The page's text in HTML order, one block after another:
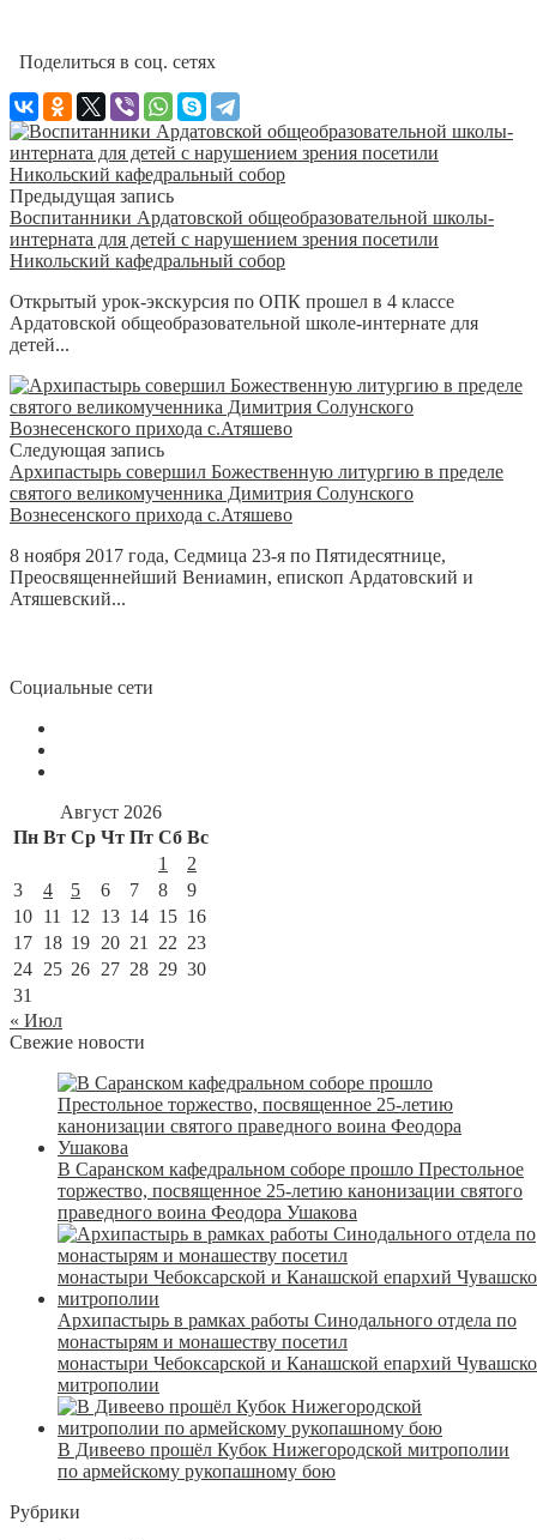
Поделиться в соц. сетях
Предыдущая запись
Воспитанники Ардатовской общеобразовательной школы-
интерната для детей с нарушением зрения посетили
Никольский кафедральный собор
Открытый урок-экскурсия по ОПК прошел в 4 классе
Ардатовской общеобразовательной школе-интернате для
детей...
Следующая запись
Архипастырь совершил Божественную литургию в пределе
святого великомученника Димитрия Солунского
Вознесенского прихода с.Атяшево
8 ноября 2017 года, Седмица 23-я по Пятидесятнице,
Преосвященнейший Вениамин, епископ Ардатовский и
Атяшевский...
Социальные сети
Август 2026
Пн Вт Ср Чт Пт Сб Вс
1
2
3
4 5 6 7 8
9
10 11 12 13 14 15 16
17 18 19 20 21 22 23
24 25 26 27 28 29 30
31
« Июл
Свежие новости
В Саранском кафедральном соборе прошло Престольное
торжество, посвященное 25-летию канонизации святого
праведного воина Феодора Ушакова
Архипастырь в рамках работы Синодального отдела по
монастырям и монашеству посетил
монастыри Чебоксарской и Канашской епархий
митрополии
В Дивеево прошёл Кубок Нижегородской митрополии
по армейскому рукопашному бою
Рубрики